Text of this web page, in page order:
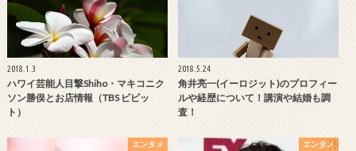
2018.1.3
ハワイ芸能人目撃Shiho・マキコニク
ソン勝俣とお店情報（TBS ビビッ
ト）
2018.5.24
角井亮一(イーロジット)のプロフィー
ルや経歴について！講演や結婚も調
査！
エンタメ エンタメ